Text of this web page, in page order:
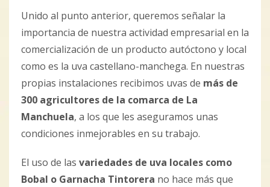
Unido al punto anterior, queremos señalar la
importancia de nuestra actividad empresarial en la
comercialización de un producto autóctono y local
como es la uva castellano-manchega. En nuestras
propias instalaciones recibimos uvas de más de
300 agricultores de la comarca de La
Manchuela, a los que les aseguramos unas
condiciones inmejorables en su trabajo.
El uso de las variedades de uva locales como
Bobal o Garnacha Tintorera no hace más que